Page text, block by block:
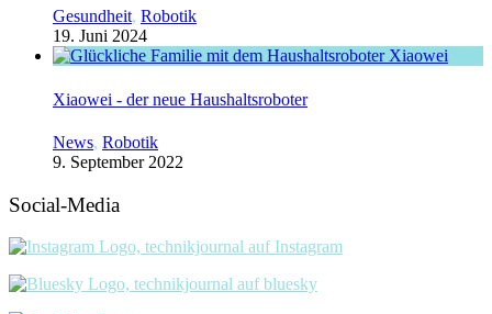
Gesundheit, Robotik
19. Juni 2024
Xiaowei - der neue Haushaltsroboter
News, Robotik
9. September 2022
Social-Media